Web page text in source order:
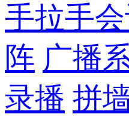
手拉手
阵 广播
录播 拼